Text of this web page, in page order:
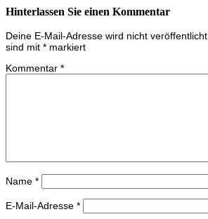
Hinterlassen Sie einen Kommentar
Deine E-Mail-Adresse wird nicht veröffentlicht.
sind mit * markiert
Kommentar *
Name *
E-Mail-Adresse *